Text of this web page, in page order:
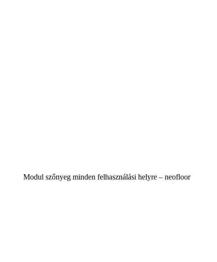
Modul szőnyeg minden felhasználási helyre – neofloor